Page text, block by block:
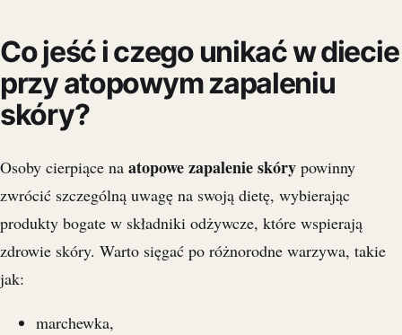
Co jeść i czego unikać w diecie
przy atopowym zapaleniu
skóry?
Osoby cierpiące na atopowe zapalenie skóry powinny
zwrócić szczególną uwagę na swoją dietę, wybierając
produkty bogate w składniki odżywcze, które wspierają
zdrowie skóry. Warto sięgać po różnorodne warzywa, takie
jak:
marchewka,